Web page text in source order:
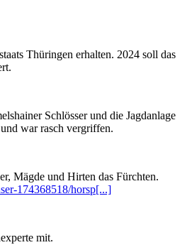
Thüringen erhalten. 2024 soll das
Schlösser und die Jagdanlage
war rasch vergriffen.
Mägde und Hirten das Fürchten.
174368518/horsp[...]
mit.